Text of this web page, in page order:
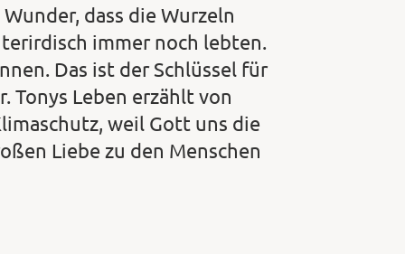
dass die Wurzeln
immer noch lebten.
Das ist der Schlüssel für
Tonys Leben erzählt von
weil Gott uns die
Liebe zu den Menschen